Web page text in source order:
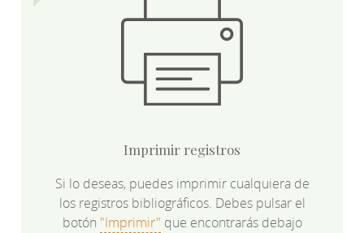
Imprimir registros
Si lo deseas, puedes imprimir cualquiera de
los registros bibliográficos. Debes pulsar el
botón "Imprimir" que encontrarás debajo